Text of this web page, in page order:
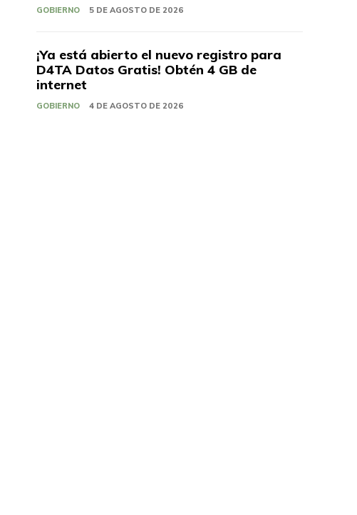
GOBIERNO 5 DE AGOSTO DE 2026
¡Ya está abierto el nuevo registro para
D4TA Datos Gratis! Obtén 4 GB de
internet
GOBIERNO 4 DE AGOSTO DE 2026